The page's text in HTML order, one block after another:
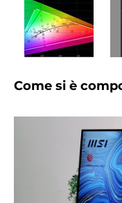
Come si è